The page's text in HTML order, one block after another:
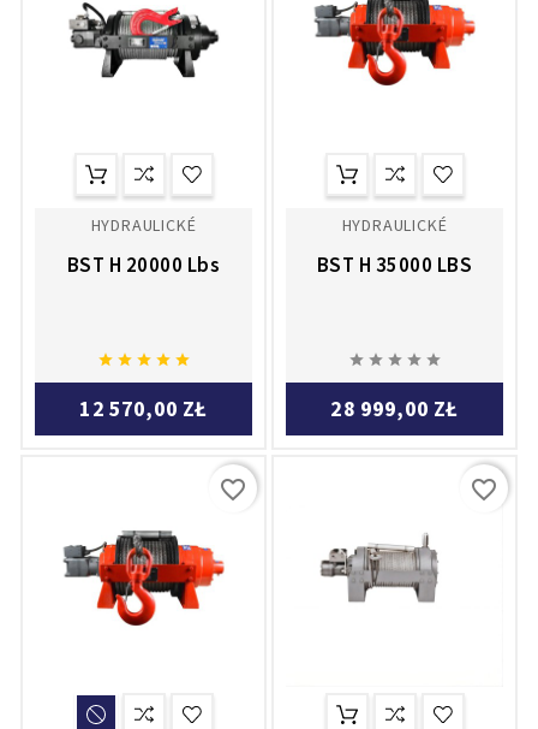
HYDRAULICKÉ
BST H 20000 Lbs
    
12 570,00 ZŁ
HYDRAULICKÉ
BST H 35000 LBS
    
28 999,00 ZŁ
favorite_border favorite_border